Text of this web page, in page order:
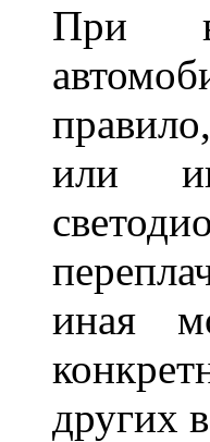
При
или
иная
других